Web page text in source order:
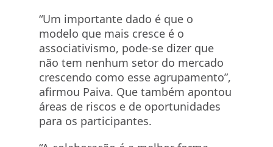
“Um importante dado é que o
modelo que mais cresce é o
associativismo, pode-se dizer que
não tem nenhum setor do mercado
crescendo como esse agrupamento”,
afirmou Paiva. Que também apontou
áreas de riscos e de oportunidades
para os participantes.